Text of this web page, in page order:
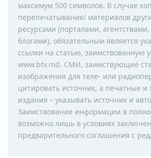
максимум 500 символов. В случае
перепечатывания/ материалов
ресурсами (порталами,
блогами), обязательным является
ссылки на статью, заимствованную
www.btv.md. СМИ, заимствующие
изображения для теле- или
цитировать источник, а печатные и
издания – указывать источник и
Заимствование информации в
возможно лишь в условиях
предварительного соглашения с